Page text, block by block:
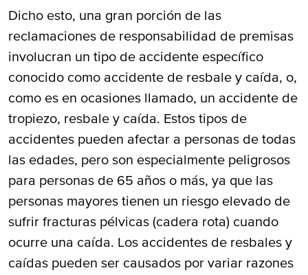
Dicho esto, una gran porción de las
reclamaciones de responsabilidad de premisas
involucran un tipo de accidente específico
conocido como accidente de resbale y caída, o,
como es en ocasiones llamado, un accidente de
tropiezo, resbale y caída. Estos tipos de
accidentes pueden afectar a personas de todas
las edades, pero son especialmente peligrosos
para personas de 65 años o más, ya que las
personas mayores tienen un riesgo elevado de
sufrir fracturas pélvicas (cadera rota) cuando
ocurre una caída. Los accidentes de resbales y
caídas pueden ser causados por variar razones